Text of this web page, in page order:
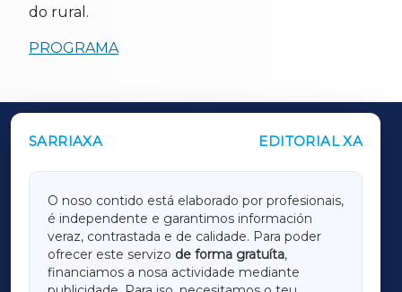
do rural.
PROGRAMA
SARRIAXA EDITORIAL XA
O noso contido está elaborado por profesionais,
é independente e garantimos información
veraz, contrastada e de calidade. Para poder
ofrecer este servizo de forma gratuíta,
financiamos a nosa actividade mediante
OUTROS PERIÓDICOS
LUGOXA
TERRACHAXA